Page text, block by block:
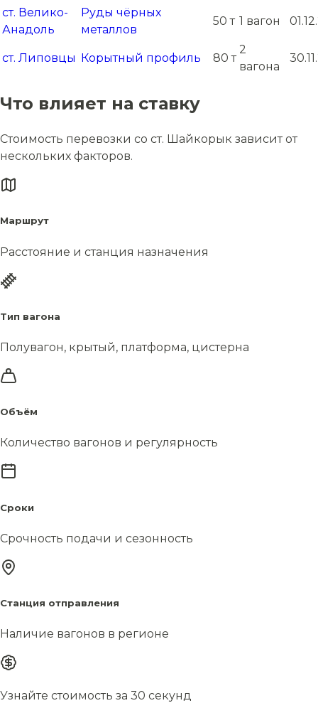
ст. Велико-
Анадоль
Руды чёрных
металлов
50 т 1 вагон
ст. Липовцы Корытный профиль 80 т
2
вагона
Что влияет на ставку
Стоимость перевозки со ст. Шайкорык зависит от
нескольких факторов.
Маршрут
Расстояние и станция назначения
Тип вагона
Полувагон, крытый, платформа, цистерна
Объём
Количество вагонов и регулярность
Сроки
Срочность подачи и сезонность
Станция отправления
Наличие вагонов в регионе
Узнайте стоимость за 30 секунд